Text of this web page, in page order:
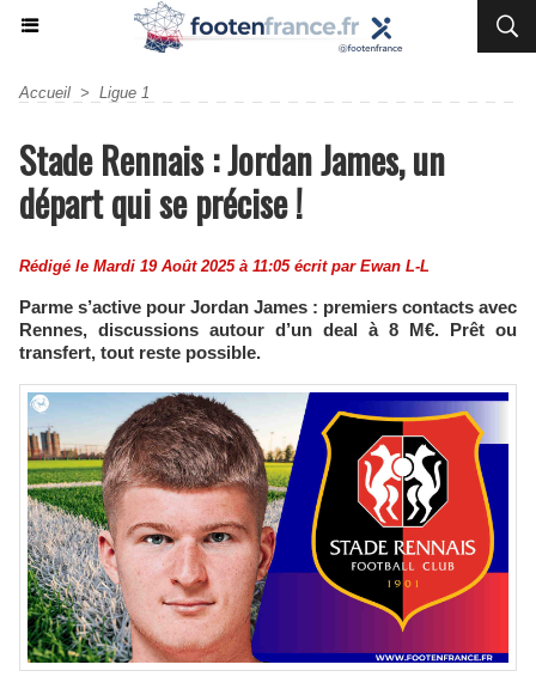
Accueil > Ligue 1
Stade Rennais : Jordan James, un
départ qui se précise !
Rédigé le Mardi 19 Août 2025 à 11:05 écrit par Ewan L-L
Parme s’active pour Jordan James : premiers contacts avec
Rennes, discussions autour d’un deal à 8 M€. Prêt ou
transfert, tout reste possible.